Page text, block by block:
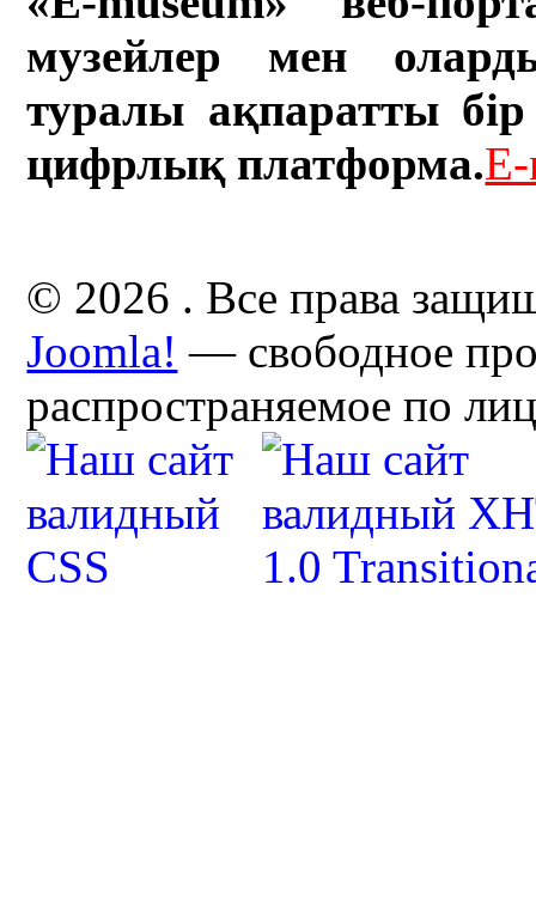
музейлер мен
туралы ақпаратты бір
цифрлық платформа.
© 2026 . Все права
Joomla! — свободное
распространяемое по